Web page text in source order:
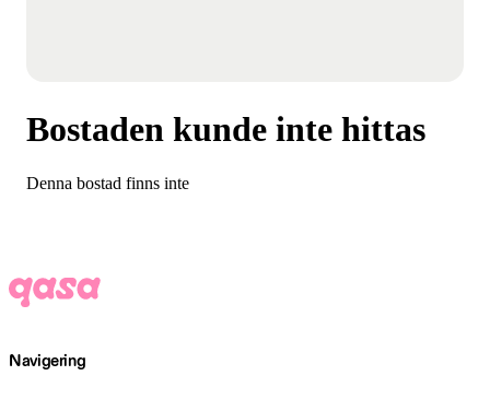
Bostaden kunde inte hittas
Denna bostad finns inte
Navigering